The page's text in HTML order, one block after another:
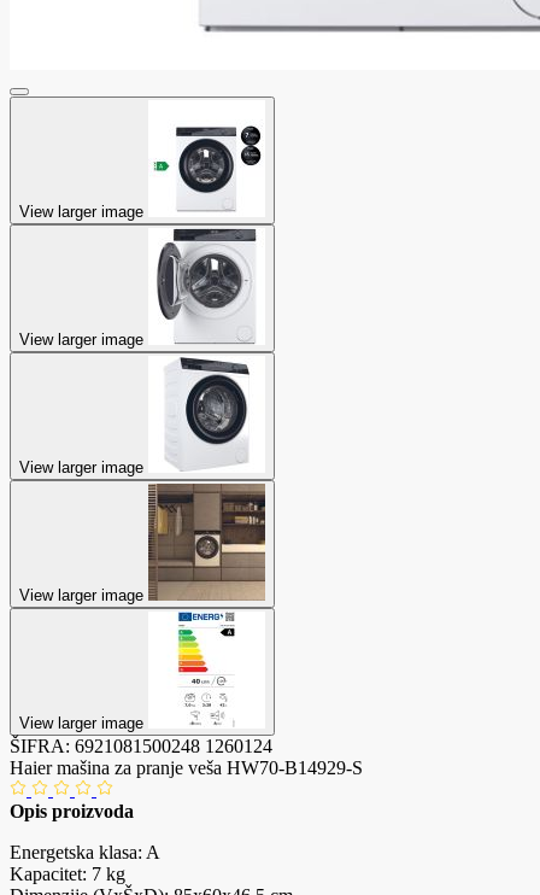
View larger image
View larger image
View larger image
View larger image
View larger image
ŠIFRA: 6921081500248 1260124
Haier mašina za pranje veša HW70-B14929-S
Opis proizvoda
Energetska klasa: A
Kapacitet: 7 kg